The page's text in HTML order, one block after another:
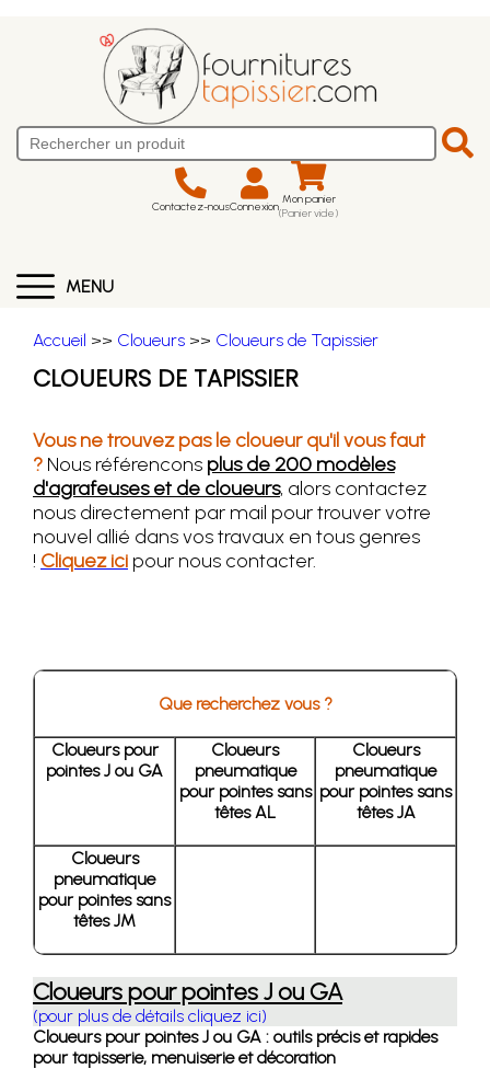
Contactez-nousConnexion Mon panier
(Panier vide)
MENU
Accueil >> Cloueurs >> Cloueurs de Tapissier
CLOUEURS DE TAPISSIER
Vous ne trouvez pas le cloueur qu'il vous faut
? Nous référencons plus de 200 modèles
d'agrafeuses et de cloueurs, alors contactez
nous directement par mail pour trouver votre
nouvel allié dans vos travaux en tous genres
! Cliquez ici pour nous contacter.
Que recherchez vous ?
Cloueurs pour
pointes J ou GA
Cloueurs
pneumatique
pour pointes sans
têtes AL
Cloueurs
pneumatique
pour pointes sans
têtes JA
Cloueurs
pneumatique
pour pointes sans
têtes JM
Cloueurs pour pointes J ou GA
(pour plus de détails cliquez ici)
Cloueurs pour pointes J ou GA : outils précis et rapides
pour tapisserie, menuiserie et décoration